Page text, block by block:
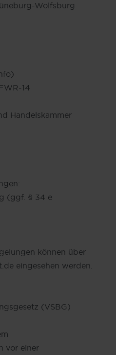
Wolfsburg
14
Handelskammer
(ggf. § 34 e
können über
eingesehen werden.
(VSBG)
vor einer